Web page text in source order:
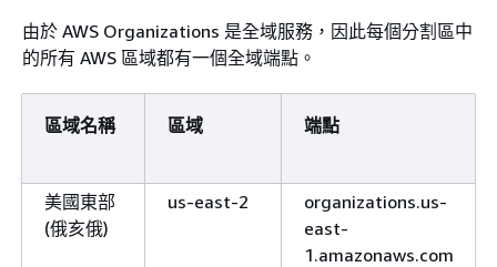
由於 AWS Organizations 是全域服務，因此每個分割區中
的所有 AWS 區域都有一個全域端點。
區域名稱 區域 端點
美國東部
(俄亥俄)
us-east-2
organizations.us-
east-
1.amazonaws.com